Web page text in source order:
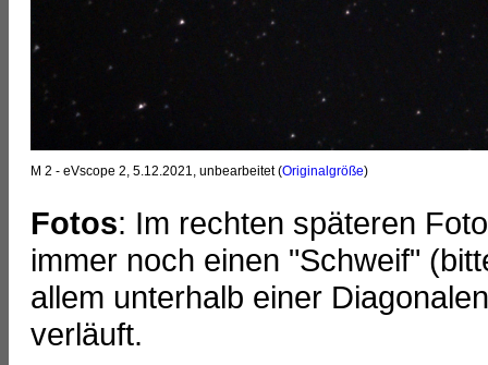
M 2 - eVscope 2, 5.12.2021, unbearbeitet (Originalgröße)
Fotos: Im rechten späteren
immer noch einen "Schweif"
allem unterhalb einer
verläuft.